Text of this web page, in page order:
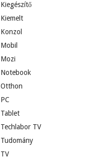
Kiegészítő
Kiemelt
Konzol
Mobil
Mozi
Notebook
Otthon
PC
Tablet
Techlabor TV
Tudomány
TV